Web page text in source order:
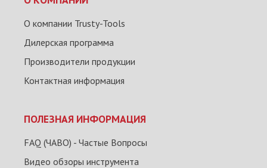
О компании Trusty-Tools
Дилерская программа
Производители продукции
Контактная информация
ПОЛЕЗНАЯ ИНФОРМАЦИЯ
FAQ (ЧАВО) - Частые Вопросы
Видео обзоры инструмента